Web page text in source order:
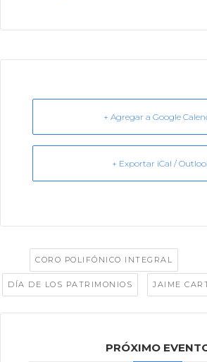
+ Agregar a Google
+ Exportar iCal /
CORO POLIFÓNICO INTEGRAL
DÍA DE LOS PATRIMONIOS JAIME
PRÓXIMO